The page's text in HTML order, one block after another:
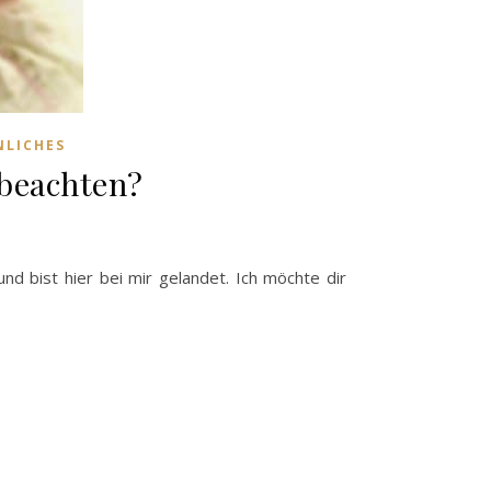
bist hier bei mir gelandet. Ich möchte dir